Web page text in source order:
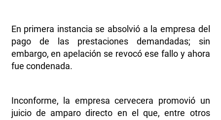
En primera instancia se absolvió a la empresa del
pago de las prestaciones demandadas; sin
embargo, en apelación se revocó ese fallo y ahora
fue condenada.
Inconforme, la empresa cervecera promovió un
juicio de amparo directo en el que, entre otros